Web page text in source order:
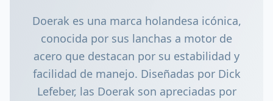
Doerak es una marca holandesa icónica,
conocida por sus lanchas a motor de
acero que destacan por su estabilidad y
facilidad de manejo. Diseñadas por Dick
Lefeber, las Doerak son apreciadas por